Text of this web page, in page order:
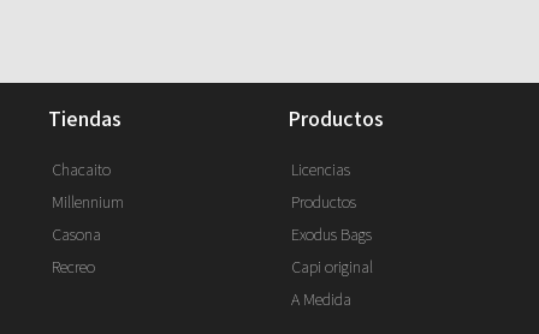
tiendas
Chacaito
Millennium
Casona
Recreo
productos
Licencias
Productos
Exodus Bags
Capi original
A Medida